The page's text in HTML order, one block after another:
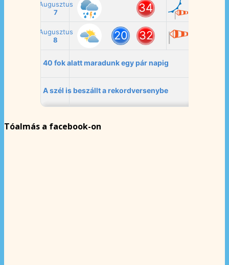
Tóalmás a facebook-on